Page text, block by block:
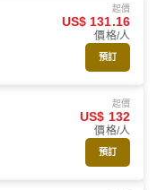
起價
US$ 131.16
價格/人
預訂
起價
US$ 132
價格/人
預訂